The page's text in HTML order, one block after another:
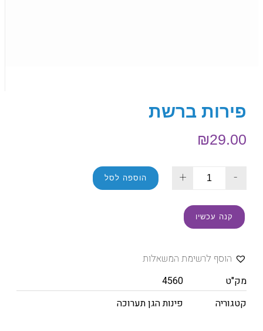
פירות ברשת
₪29.00
-
+ הוספה לסל
קנה עכשיו
הוסף לרשימת המשאלות
מק"ט
4560
קטגוריה
פינות הגן תערוכה